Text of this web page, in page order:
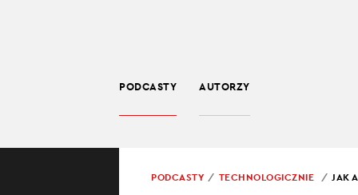
PODCASTY AUTORZY
PODCASTY
TECHNOLOGICZNIE JAK